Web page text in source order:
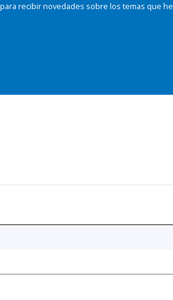
recibir novedades sobre los temas que he